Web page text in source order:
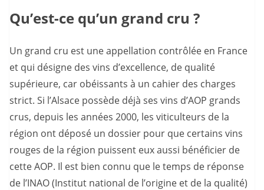
Qu’est-ce qu’un grand cru ?
Un grand cru est une appellation contrôlée en France
et qui désigne des vins d’excellence, de qualité
supérieure, car obéissants à un cahier des charges
strict. Si l’Alsace possède déjà ses vins d’AOP grands
crus, depuis les années 2000, les viticulteurs de la
région ont déposé un dossier pour que certains vins
rouges de la région puissent eux aussi bénéficier de
cette AOP. Il est bien connu que le temps de réponse
de l’INAO (Institut national de l’origine et de la qualité)